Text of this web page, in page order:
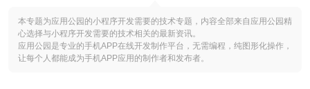
本专题为应用公园的小程序开发需要的技术专题，内容全部来自应用公园精
心选择与小程序开发需要的技术相关的最新资讯。
应用公园是专业的手机APP在线开发制作平台，无需编程，纯图形化操作，
让每个人都能成为手机APP应用的制作者和发布者。